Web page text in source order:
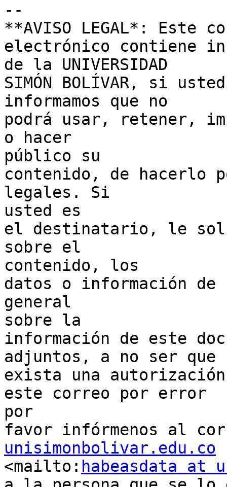
--
**AVISO LEGAL*: Este
electrónico contiene
de la UNIVERSIDAD
SIMÓN BOLÍVAR, si
informamos que no
podrá usar, retener,
o hacer
público su
contenido, de hacerlo
legales. Si
usted es
el destinatario, le
sobre el
contenido, los
datos o información
general
sobre la
información de este
adjuntos, a no ser que
exista una
este correo por error
por
favor infórmenos al
unisimonbolivar.edu.co
<mailto: habeasdata at